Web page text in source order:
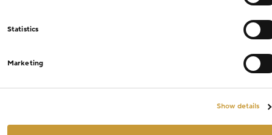
Statistics
Marketing
Show details